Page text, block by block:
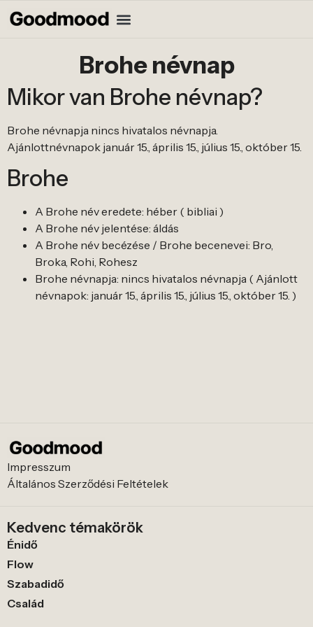
Brohe névnap
Mikor van Brohe névnap?
Brohe névnapja nincs hivatalos névnapja.
Ajánlottnévnapok január 15., április 15., július 15., október 15.
Brohe
A Brohe név eredete: héber ( bibliai )
A Brohe név jelentése: áldás
A Brohe név becézése / Brohe becenevei: Bro,
Broka, Rohi, Rohesz
Brohe névnapja: nincs hivatalos névnapja ( Ajánlott
névnapok: január 15., április 15., július 15., október 15. )
Impresszum
Általános Szerződési Feltételek
Kedvenc témakörök
Énidő
Flow
Szabadidő
Család